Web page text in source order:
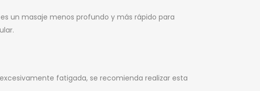
un masaje menos profundo y más rápido para
fatigada, se recomienda realizar esta